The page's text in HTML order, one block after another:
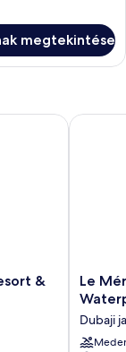
megtekintése
&
& Marina
Le
Seyahi
Beach
Le
Dubaji
Le